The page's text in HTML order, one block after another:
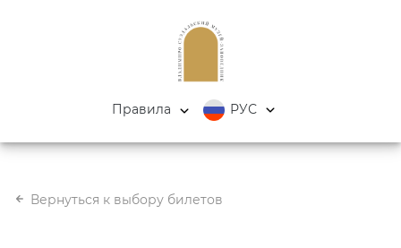
Правила РУС
Вернуться к выбору билетов